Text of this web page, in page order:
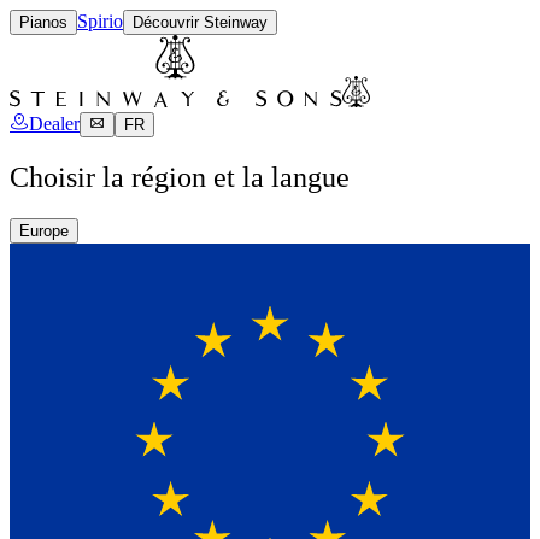
Pianos Spirio Découvrir Steinway
Dealer FR
Choisir la région et la langue
Europe